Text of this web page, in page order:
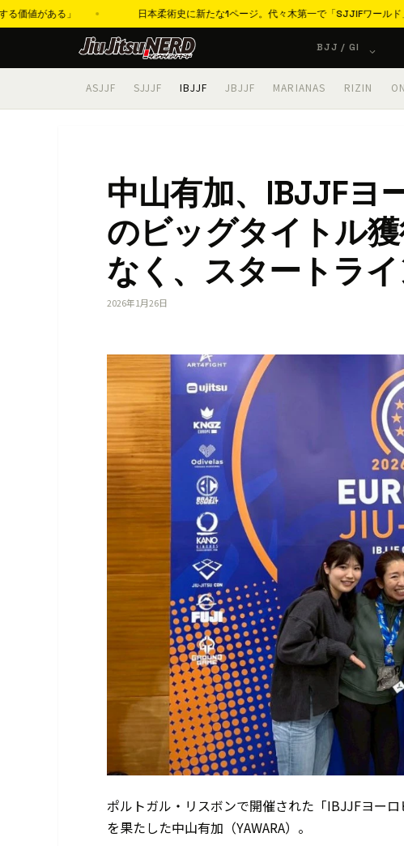
日本柔術史に新たな1ページ。代々木第一で「SJJIFワールド」歴史的開催へ、エ
BJJ / GI
ASJJF SJJJF IBJJF JBJJF MARIANAS RIZIN
中山有加、IBJJFヨ
のビッグタイトル
なく、スタートライ
2026年1月26日
ポルトガル・リスボンで開催された「IBJJFヨー
を果たした中山有加（YAWARA）。